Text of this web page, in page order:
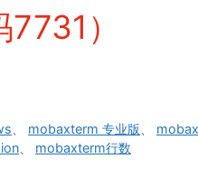
7731）
mobaxterm 专业版
mobaxterm行数